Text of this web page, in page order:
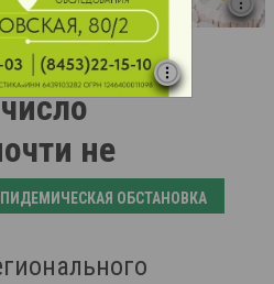
не
ОБСТАНОВКА